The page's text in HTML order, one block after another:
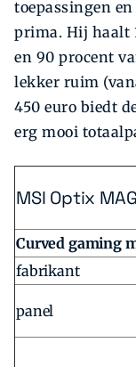
toepassingen
prima. Hij haalt
en 90 procent
lekker ruim
450 euro biedt
erg mooi
MSI Optix
Curved gaming
fabrikant
panel